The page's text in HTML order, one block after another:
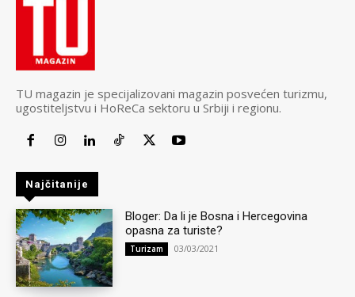
TU magazin je specijalizovani magazin posvećen turizmu,
ugostiteljstvu i HoReCa sektoru u Srbiji i regionu.
Najčitanije
Bloger: Da li je Bosna i Hercegovina
opasna za turiste?
Turizam 03/03/2021